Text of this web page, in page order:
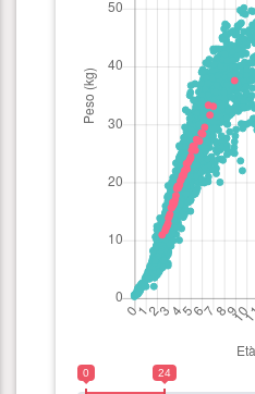
0 24